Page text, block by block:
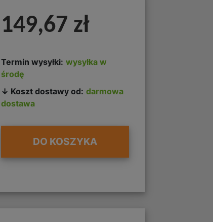
149,67 zł
Termin wysyłki: wysyłka w
środę
↓ Koszt dostawy od: darmowa
dostawa
DO KOSZYKA